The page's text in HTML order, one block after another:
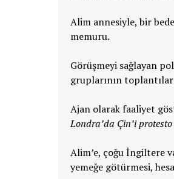
Alim annesiyle, bir
memuru.
Görüşmeyi sağlayan
gruplarının
Ajan olarak faaliyet
Londra’da Çin’i
Alim’e, çoğu İngiltere
yemeğe götürmesi,